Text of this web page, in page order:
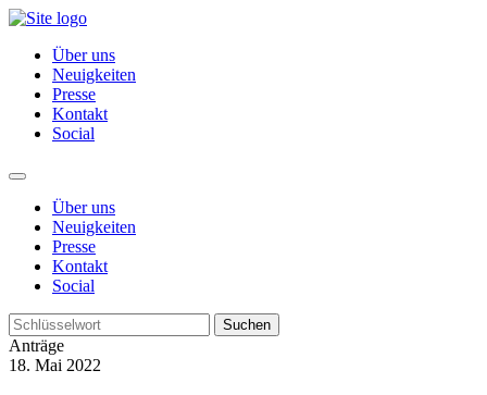
Über uns
Neuigkeiten
Presse
Kontakt
Social
Über uns
Neuigkeiten
Presse
Kontakt
Social
Suchen
Anträge
18. Mai 2022